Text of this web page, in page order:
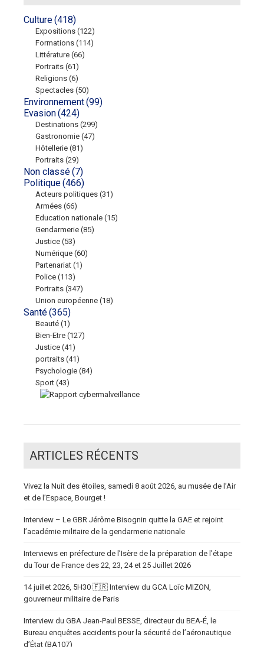
Culture(418)
Expositions (122)
Formations (114)
Littérature (66)
Portraits (61)
Religions (6)
Spectacles (50)
Environnement(99)
Evasion(424)
Destinations (299)
Gastronomie (47)
Hôtellerie (81)
Portraits (29)
Non classé(7)
Politique(466)
Acteurs politiques (31)
Armées (66)
Education nationale (15)
Gendarmerie (85)
Justice (53)
Numérique (60)
Partenariat (1)
Police (113)
Portraits (347)
Union européenne (18)
Santé(365)
Beauté (1)
Bien-Etre (127)
Justice (41)
portraits (41)
Psychologie (84)
Sport (43)
ARTICLES RÉCENTS
Vivez la Nuit des étoiles, samedi 8 août 2026, au musée de l’Air
et de l’Espace, Bourget !
Interview – Le GBR Jérôme Bisognin quitte la GAE et rejoint
l’académie militaire de la gendarmerie nationale
Interviews en préfecture de l’Isère de la préparation de l’étape
du Tour de France des 22, 23, 24 et 25 Juillet 2026
14 juillet 2026, 5H30 🇫🇷 Interview du GCA Loïc MIZON,
gouverneur militaire de Paris
Interview du GBA Jean-Paul BESSE, directeur du BEA-É, le
Bureau enquêtes accidents pour la sécurité de l’aéronautique
d’État (BA107)